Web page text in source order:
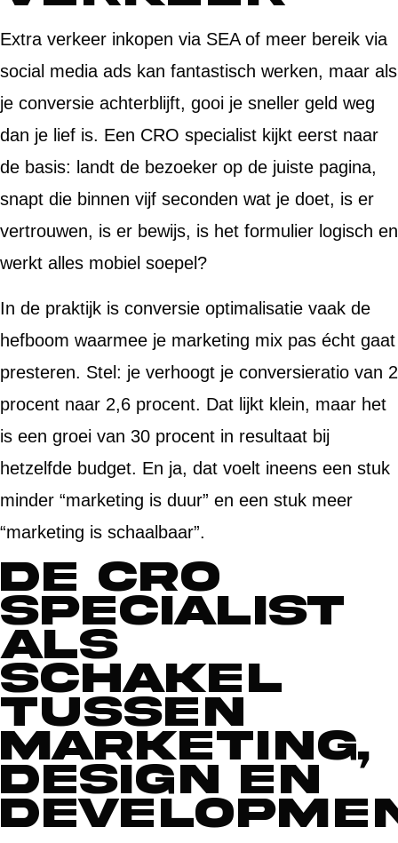
Extra verkeer inkopen via SEA of meer bereik via
social media ads kan fantastisch werken, maar als
je conversie achterblijft, gooi je sneller geld weg
dan je lief is. Een CRO specialist kijkt eerst naar
de basis: landt de bezoeker op de juiste pagina,
snapt die binnen vijf seconden wat je doet, is er
vertrouwen, is er bewijs, is het formulier logisch en
werkt alles mobiel soepel?
In de praktijk is conversie optimalisatie vaak de
hefboom waarmee je marketing mix pas écht gaat
presteren. Stel: je verhoogt je conversieratio van 2
procent naar 2,6 procent. Dat lijkt klein, maar het
is een groei van 30 procent in resultaat bij
hetzelfde budget. En ja, dat voelt ineens een stuk
minder “marketing is duur” en een stuk meer
“marketing is schaalbaar”.
De CRO
specialist
als
schakel
tussen
marketing,
design en